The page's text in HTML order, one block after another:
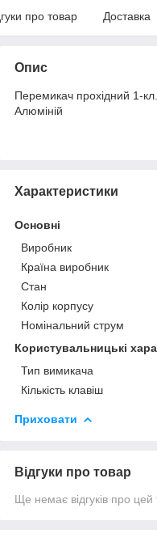
про товар Доставка
Опис
Перемикач прохідний 1-
Алюміній
Характеристики
Основні
Виробник
Країна виробник
Стан
Колір корпусу
Номінальний струм
Користувальницькі
Тип вимикача
Кількість клавіш
Приховати
Відгуки про товар
Ще немає відгуків про цей